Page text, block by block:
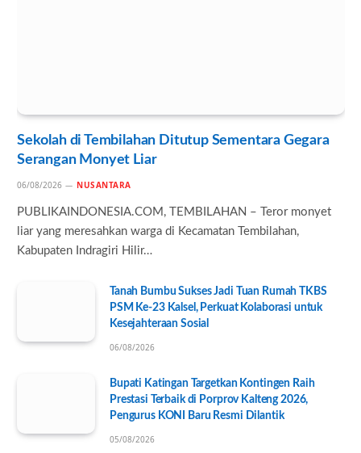
Sekolah di Tembilahan Ditutup Sementara Gegara
Serangan Monyet Liar
06/08/2026 NUSANTARA
PUBLIKAINDONESIA.COM, TEMBILAHAN – Teror monyet
liar yang meresahkan warga di Kecamatan Tembilahan,
Kabupaten Indragiri Hilir…
Tanah Bumbu Sukses Jadi Tuan Rumah TKBS
PSM Ke-23 Kalsel, Perkuat Kolaborasi untuk
Kesejahteraan Sosial
06/08/2026
Bupati Katingan Targetkan Kontingen Raih
Prestasi Terbaik di Porprov Kalteng 2026,
Pengurus KONI Baru Resmi Dilantik
05/08/2026